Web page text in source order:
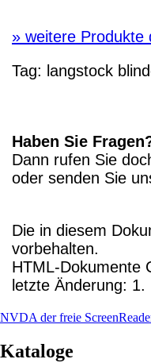
» weitere Produkte
Tag: langstock
Haben Sie
Dann rufen Sie
oder senden Sie
Die in diesem
vorbehalten.
HTML-Dokumente
letzte Änderung:
NVDA der freie
Kataloge